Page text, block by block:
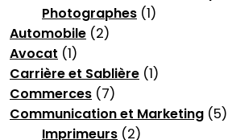
Photographes (1)
Automobile (2)
Avocat (1)
Carrière et Sablière (1)
Commerces (7)
Communication et Marketing (5)
Imprimeurs (2)